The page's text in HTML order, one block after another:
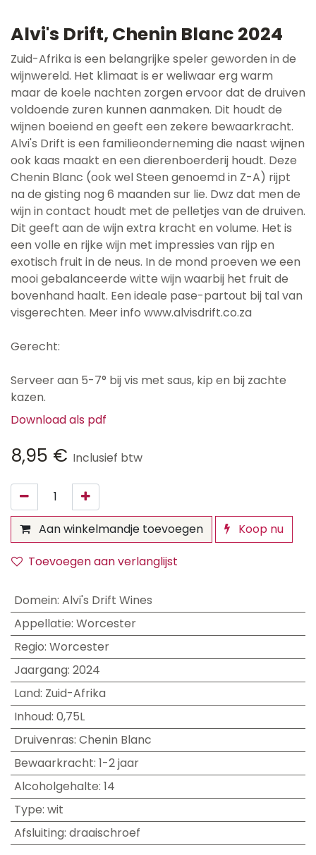
Alvi's Drift, Chenin Blanc 2024
Zuid-Afrika is een belangrijke speler geworden in de
wijnwereld. Het klimaat is er weliwaar erg warm
maar de koele nachten zorgen ervoor dat de druiven
voldoende zuren kunnen aanmaken. Dit houdt de
wijnen boeiend en geeft een zekere bewaarkracht.
Alvi's Drift is een familieonderneming die naast wijnen
ook kaas maakt en een dierenboerderij houdt. Deze
Chenin Blanc (ook wel Steen genoemd in Z-A) rijpt
na de gisting nog 6 maanden sur lie. Dwz dat men de
wijn in contact houdt met de pelletjes van de druiven.
Dit geeft aan de wijn extra kracht en volume. Het is
een volle en rijke wijn met impressies van rijp en
exotisch fruit in de neus. In de mond proeven we een
mooi gebalanceerde witte wijn waarbij het fruit de
bovenhand haalt. Een ideale pase-partout bij tal van
visgerechten. Meer info www.alvisdrift.co.za
Gerecht:
Serveer aan 5-7° bij vis met saus, kip en bij zachte
kazen.
Download als pdf
8,95 € Inclusief btw
Aan winkelmandje toevoegen
Koop nu
Toevoegen aan verlanglijst
Domein: Alvi's Drift Wines
Appellatie: Worcester
Regio: Worcester
Jaargang: 2024
Land: Zuid-Afrika
Inhoud: 0,75L
Druivenras: Chenin Blanc
Bewaarkracht: 1-2 jaar
Alcoholgehalte: 14
Type: wit
Afsluiting: draaischroef